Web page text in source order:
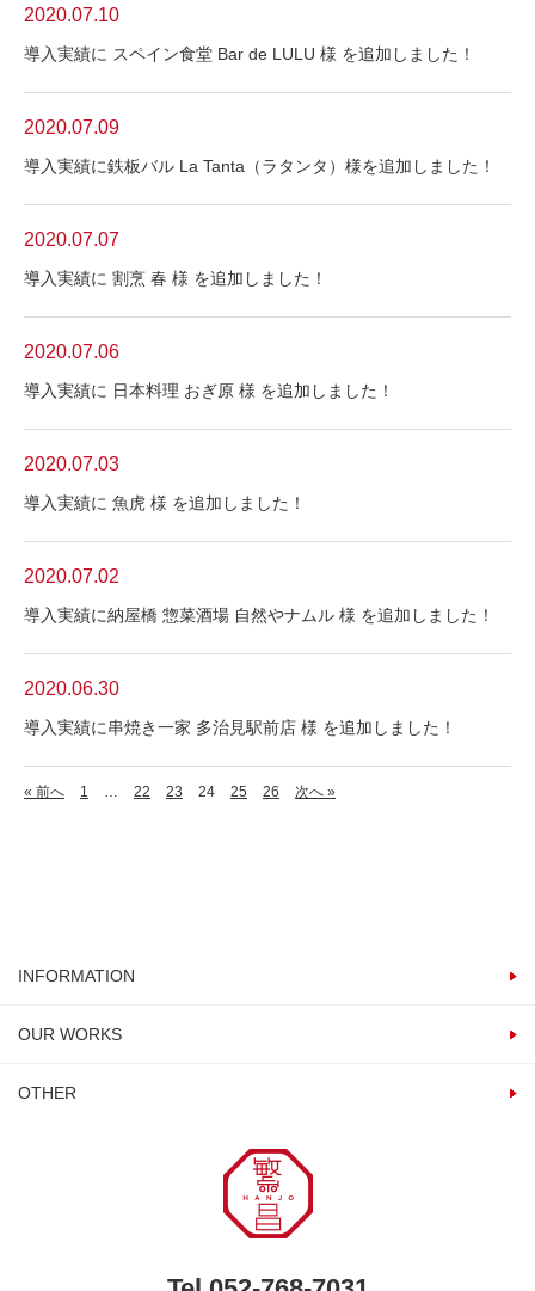
2020.07.10
導入実績に スペイン食堂 Bar de LULU 様 を追加しました！
2020.07.09
導入実績に鉄板バル La Tanta（ラタンタ）様を追加しました！
2020.07.07
導入実績に 割烹 春 様 を追加しました！
2020.07.06
導入実績に 日本料理 おぎ原 様 を追加しました！
2020.07.03
導入実績に 魚虎 様 を追加しました！
2020.07.02
導入実績に納屋橋 惣菜酒場 自然やナムル 様 を追加しました！
2020.06.30
導入実績に串焼き一家 多治見駅前店 様 を追加しました！
« 前へ 1 … 22 23 24 25 26 次へ »
INFORMATION
OUR WORKS
OTHER